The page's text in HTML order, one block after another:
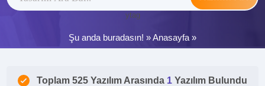
ytag
Şu anda buradasın! »Anasayfa »
Toplam 525 Yazılım Arasında 1 Yazılım Bulundu